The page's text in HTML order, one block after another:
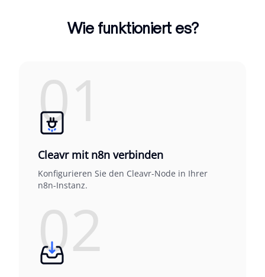
Wie funktioniert es?
01
Cleavr mit n8n verbinden
Konfigurieren Sie den Cleavr-Node in Ihrer
n8n-Instanz.
02